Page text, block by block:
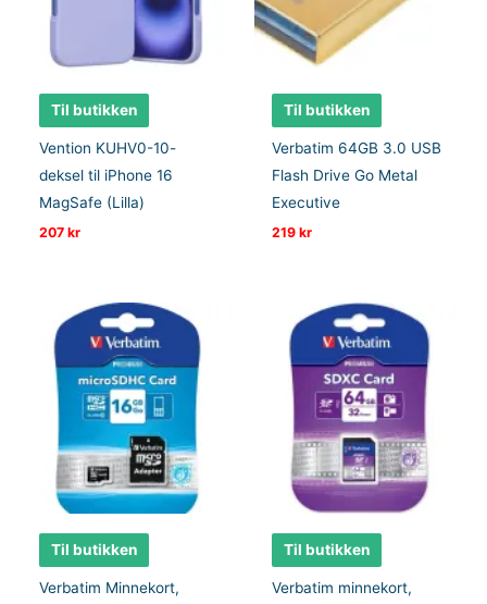
Til butikken
Vention KUHV0-10-
deksel til iPhone 16
MagSafe (Lilla)
207kr
Til butikken
Verbatim 64GB 3.0 USB
Flash Drive Go Metal
Executive
219kr
Til butikken
Verbatim Minnekort,
Til butikken
Verbatim minnekort,